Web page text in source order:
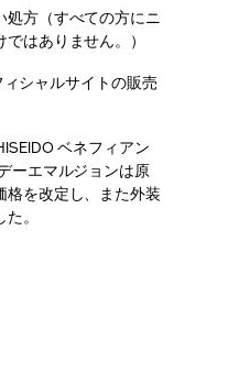
処方（すべての方にニ
はありません。）
シャルサイトの販売